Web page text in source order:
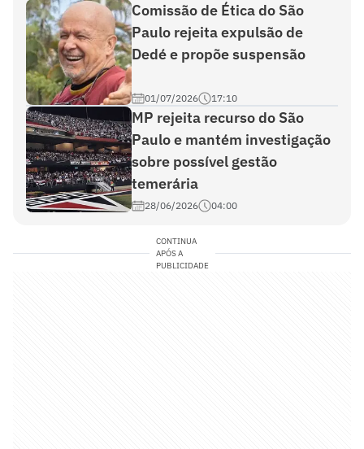
Comissão de Ética do São
Paulo rejeita expulsão de
Dedé e propõe suspensão
01/07/2026 17:10
MP rejeita recurso do São
Paulo e mantém investigação
sobre possível gestão
temerária
28/06/2026 04:00
CONTINUA
APÓS A
PUBLICIDADE